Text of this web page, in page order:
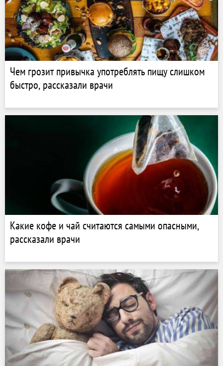
Чем грозит привычка употреблять пищу слишком
быстро, рассказали врачи
Какие кофе и чай считаются самыми опасными,
рассказали врачи